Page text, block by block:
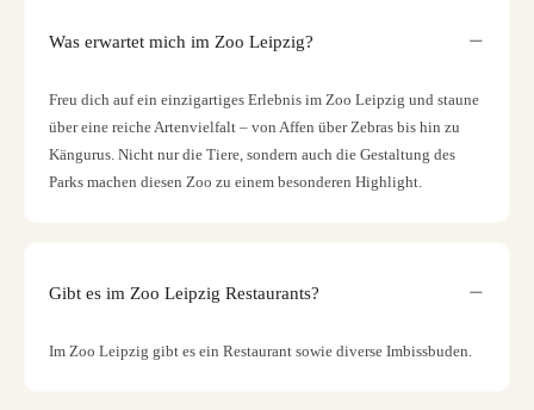
Was erwartet mich im Zoo Leipzig?
Freu dich auf ein einzigartiges Erlebnis im Zoo Leipzig und staune
über eine reiche Artenvielfalt – von Affen über Zebras bis hin zu
Kängurus. Nicht nur die Tiere, sondern auch die Gestaltung des
Parks machen diesen Zoo zu einem besonderen Highlight.
Gibt es im Zoo Leipzig Restaurants?
Im Zoo Leipzig gibt es ein Restaurant sowie diverse Imbissbuden.